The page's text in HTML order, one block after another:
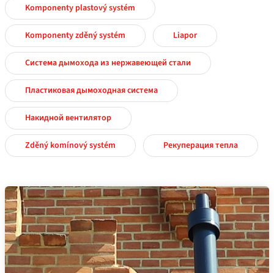
Komponenty plastový systém
Komponenty zděný systém Liapor
Система дымохода из нержавеющей стали
Пластиковая дымоходная система
Накидной вентилятор
Zděný komínový systém Рекуперация тепла